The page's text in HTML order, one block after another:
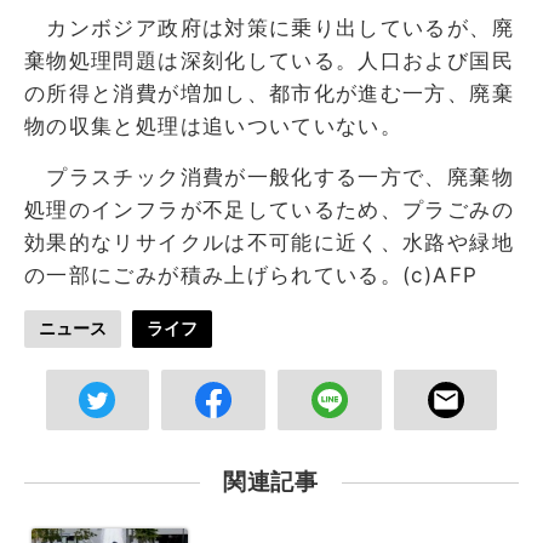
カンボジア政府は対策に乗り出しているが、廃
棄物処理問題は深刻化している。人口および国民
の所得と消費が増加し、都市化が進む一方、廃棄
物の収集と処理は追いついていない。
プラスチック消費が一般化する一方で、廃棄物
処理のインフラが不足しているため、プラごみの
効果的なリサイクルは不可能に近く、水路や緑地
の一部にごみが積み上げられている。(c)AFP
ニュース ライフ
関連記事